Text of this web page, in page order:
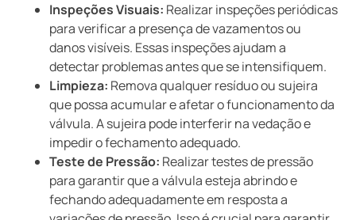
Inspeções Visuais: Realizar inspeções periódicas
para verificar a presença de vazamentos ou
danos visíveis. Essas inspeções ajudam a
detectar problemas antes que se intensifiquem.
Limpieza: Remova qualquer resíduo ou sujeira
que possa acumular e afetar o funcionamento da
válvula. A sujeira pode interferir na vedação e
impedir o fechamento adequado.
Teste de Pressão: Realizar testes de pressão
para garantir que a válvula esteja abrindo e
fechando adequadamente em resposta a